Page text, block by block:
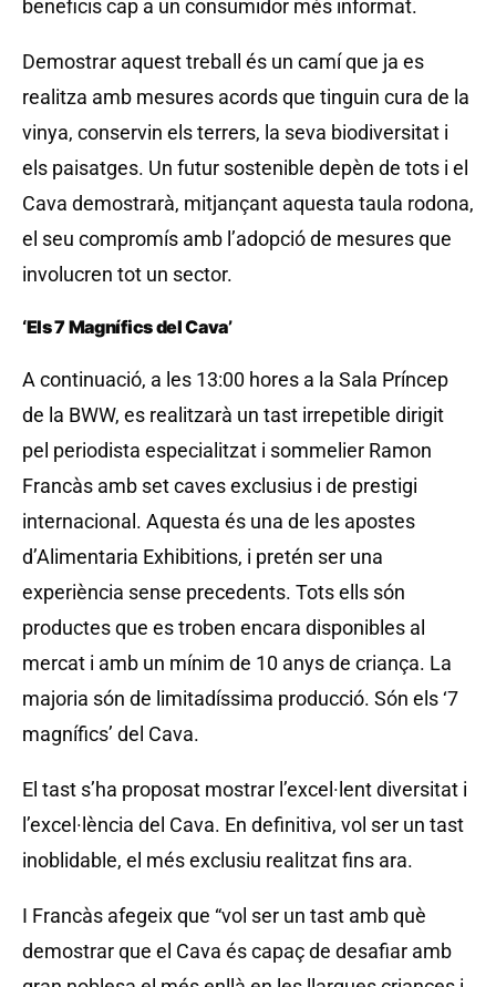
beneficis cap a un consumidor més informat.
Demostrar aquest treball és un camí que ja es
realitza amb mesures acords que tinguin cura de la
vinya, conservin els terrers, la seva biodiversitat i
els paisatges. Un futur sostenible depèn de tots i el
Cava demostrarà, mitjançant aquesta taula rodona,
el seu compromís amb l’adopció de mesures que
involucren tot un sector.
‘Els 7 Magnífics del Cava’
A continuació, a les 13:00 hores a la Sala Príncep
de la BWW, es realitzarà un tast irrepetible dirigit
pel periodista especialitzat i sommelier Ramon
Francàs amb set caves exclusius i de prestigi
internacional. Aquesta és una de les apostes
d’Alimentaria Exhibitions, i pretén ser una
experiència sense precedents. Tots ells són
productes que es troben encara disponibles al
mercat i amb un mínim de 10 anys de criança. La
majoria són de limitadíssima producció. Són els ‘7
magnífics’ del Cava.
El tast s’ha proposat mostrar l’excel·lent diversitat i
l’excel·lència del Cava. En definitiva, vol ser un tast
inoblidable, el més exclusiu realitzat fins ara.
I Francàs afegeix que “vol ser un tast amb què
demostrar que el Cava és capaç de desafiar amb